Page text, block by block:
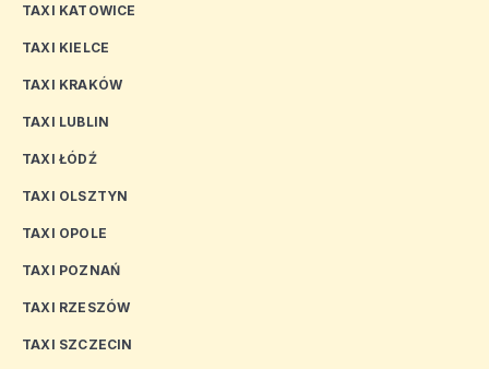
TAXI KATOWICE
TAXI KIELCE
TAXI KRAKÓW
TAXI LUBLIN
TAXI ŁÓDŹ
TAXI OLSZTYN
TAXI OPOLE
TAXI POZNAŃ
TAXI RZESZÓW
TAXI SZCZECIN